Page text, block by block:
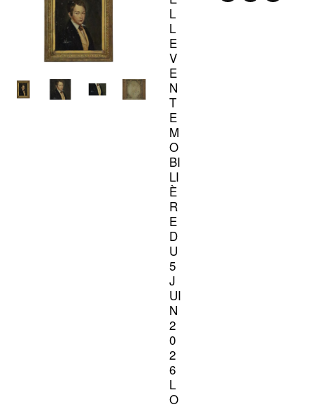
L
L
E
V
E
N
T
E
M
O
BI
LI
È
R
E
D
U
5
J
UI
N
2
0
2
6
L
O